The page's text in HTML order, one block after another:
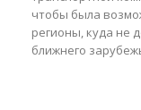
чтобы была
регионы, куда не
ближнего